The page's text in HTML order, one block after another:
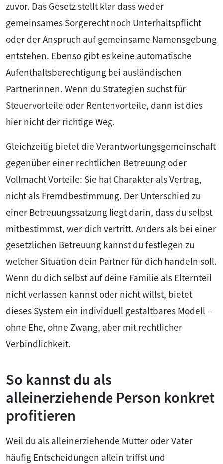
zuvor. Das Gesetz stellt klar dass weder
gemeinsames Sorgerecht noch Unterhaltspflicht
oder der Anspruch auf gemeinsame Namensgebung
entstehen. Ebenso gibt es keine automatische
Aufenthaltsberechtigung bei ausländischen
Partnerinnen. Wenn du Strategien suchst für
Steuervorteile oder Rentenvorteile, dann ist dies
hier nicht der richtige Weg.
Gleichzeitig bietet die Verantwortungsgemeinschaft
gegenüber einer rechtlichen Betreuung oder
Vollmacht Vorteile: Sie hat Charakter als Vertrag,
nicht als Fremdbestimmung. Der Unterschied zu
einer Betreuungssatzung liegt darin, dass du selbst
mitbestimmst, wer dich vertritt. Anders als bei einer
gesetzlichen Betreuung kannst du festlegen zu
welcher Situation dein Partner für dich handeln soll.
Wenn du dich selbst auf deine Familie als Elternteil
nicht verlassen kannst oder nicht willst, bietet
dieses System ein individuell gestaltbares Modell –
ohne Ehe, ohne Zwang, aber mit rechtlicher
Verbindlichkeit.
So kannst du als
alleinerziehende Person konkret
profitieren
Weil du als alleinerziehende Mutter oder Vater
häufig Entscheidungen allein triffst und